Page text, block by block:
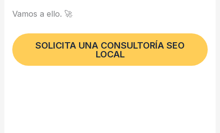
Vamos a ello. 🚀
SOLICITA UNA CONSULTORÍA SEO
LOCAL